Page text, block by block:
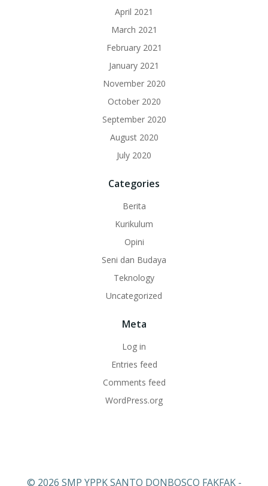
April 2021
March 2021
February 2021
January 2021
November 2020
October 2020
September 2020
August 2020
July 2020
Categories
Berita
Kurikulum
Opini
Seni dan Budaya
Teknology
Uncategorized
Meta
Log in
Entries feed
Comments feed
WordPress.org
© 2026 SMP YPPK SANTO DONBOSCO FAKFAK -